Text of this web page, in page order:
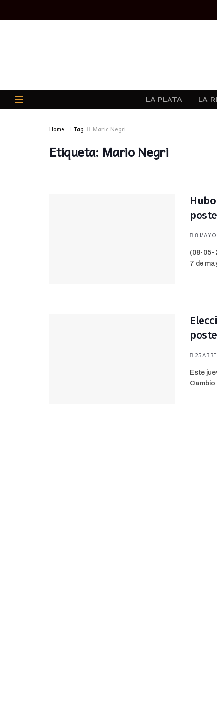
LA PLATA LA
Home Tag Mario Negri
Etiqueta: Mario Negri
8
(08-05-
7 de
25
Este
Cambio